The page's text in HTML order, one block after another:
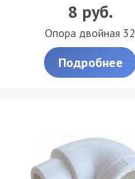
8 руб.
Опора двойная 32
Подробнее